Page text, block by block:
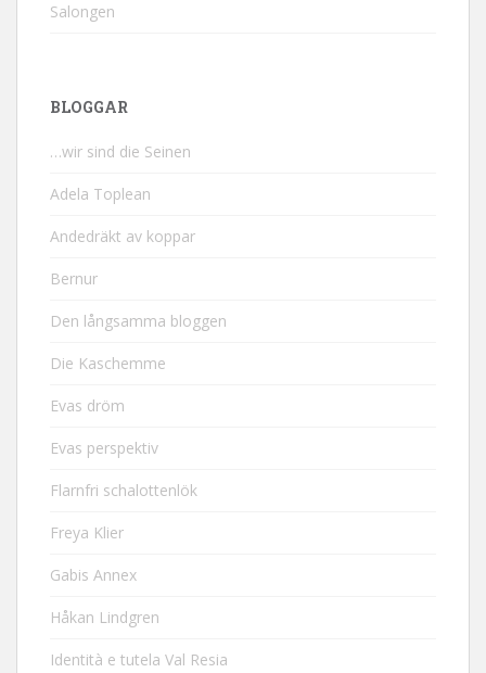
Salongen
BLOGGAR
…wir sind die Seinen
Adela Toplean
Andedräkt av koppar
Bernur
Den långsamma bloggen
Die Kaschemme
Evas dröm
Evas perspektiv
Flarnfri schalottenlök
Freya Klier
Gabis Annex
Håkan Lindgren
Identità e tutela Val Resia